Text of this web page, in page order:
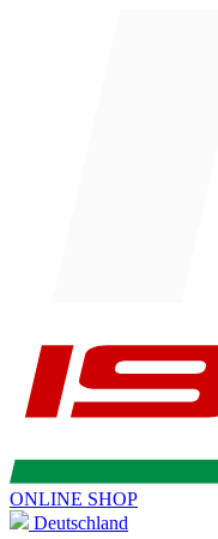
ONLINE SHOP
Deutschland